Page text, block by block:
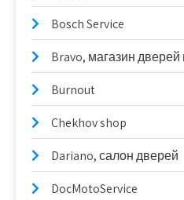
Bosch Service
Bravo, магазин
Burnout
Chekhov shop
Dariano, салон дверей
DocMotoService